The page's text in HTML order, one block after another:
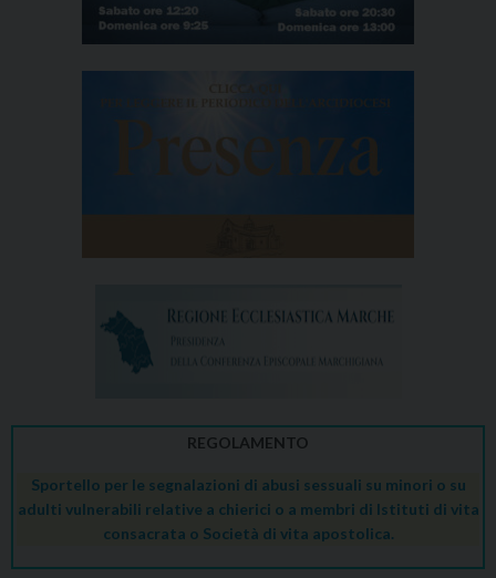
REGOLAMENTO
Sportello per le segnalazioni di abusi sessuali su minori o su
adulti vulnerabili relative a chierici o a membri di Istituti di vita
consacrata o Società di vita apostolica.